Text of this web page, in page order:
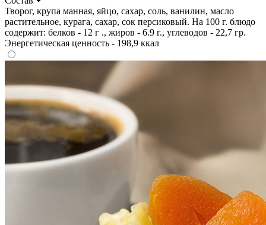
Творог, крупа манная, яйцо, сахар, соль, ванилин, масло
растительное, курага, сахар, сок персиковый. На 100 г. блюдо
содержит: белков - 12 г ., жиров - 6.9 г., углеводов - 22,7 гр.
Энергетическая ценность - 198,9 ккал